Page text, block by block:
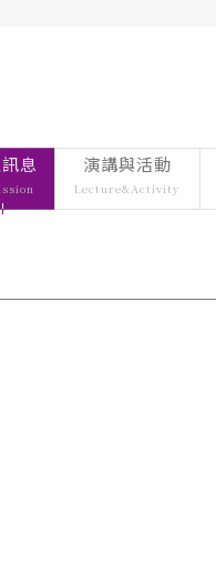
個案暨微電影競賽
Competition in
Ethics
案暨微電影競
息 演講與活動
Lecture&Activity